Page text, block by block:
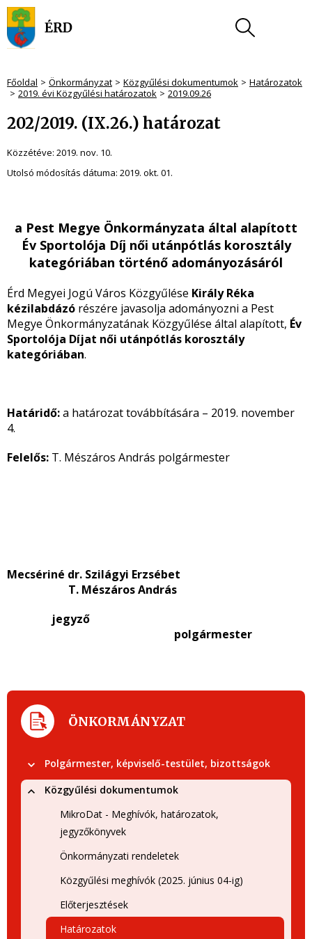
Főoldal Önkormányzat Közgyűlési dokumentumok
Határozatok
2019. évi Közgyűlési határozatok
2019.09.26
202/2019. (IX.26.) határozat
Közzétéve: 2019. nov. 10.
Utolsó módosítás dátuma: 2019. okt. 01.
a Pest Megye Önkormányzata által alapított
Év Sportolója Díj női utánpótlás korosztály
kategóriában történő adományozásáról
Érd Megyei Jogú Város Közgyűlése Király Réka
kézilabdázó részére javasolja adományozni a Pest
Megye Önkormányzatának Közgyűlése által alapított, Év
Sportolója Díjat női utánpótlás korosztály
kategóriában.
Határidő:a határozat továbbítására – 2019. november
4.
Felelős: T. Mészáros András polgármester
Mecsériné dr. Szilágyi Erzsébet
T. Mészáros András
jegyző
polgármester
ÖNKORMÁNYZAT
Polgármester, képviselő-testület, bizottságok
Közgyűlési dokumentumok
MikroDat - Meghívók, határozatok,
jegyzőkönyvek
Önkormányzati rendeletek
Közgyűlési meghívók (2025. június 04-ig)
Előterjesztések
Határozatok